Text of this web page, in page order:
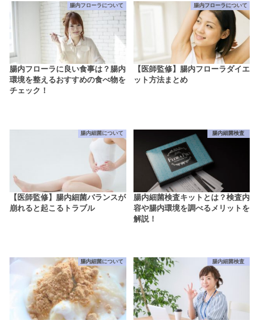
腸内フローラについて
腸内フローラに良い食事は？腸内
環境を整えるおすすめの食べ物を
チェック！
腸内フローラについて
【医師監修】腸内フローラダイエ
ット方法まとめ
腸内細菌について
【医師監修】腸内細菌バランスが
崩れると起こるトラブル
腸内細菌検査
腸内細菌検査キットとは？検査内
容や腸内環境を調べるメリットを
解説！
腸内細菌について 腸内細菌検査